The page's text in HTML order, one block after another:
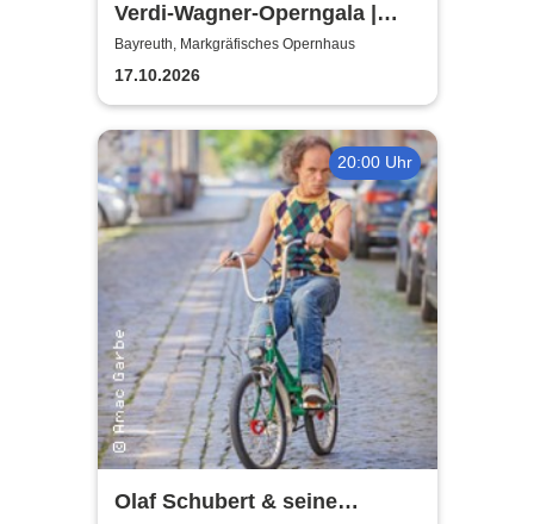
Verdi-Wagner-Operngala |
Thüringen Philharmonie
Gotha-Eisenach
Bayreuth, Markgräfisches Opernhaus
17.10.2026
20:00 Uhr
Olaf Schubert & seine